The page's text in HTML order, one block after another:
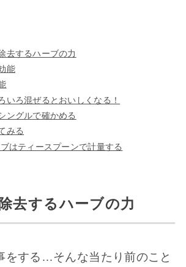
去するハーブの力
能
いろ混ぜるとおいしくなる！
ングルで確かめる
みる
はティースプーンで計量する
去するハーブの力
をする…そんな当たり前のこと